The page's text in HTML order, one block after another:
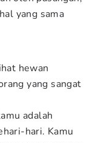
yang sama
hewan
yang sangat
adalah
hari. Kamu